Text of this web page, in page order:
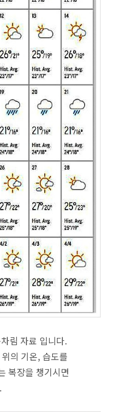
림 자료 입니다.
의 기온, 습도를
복장을 챙기시면